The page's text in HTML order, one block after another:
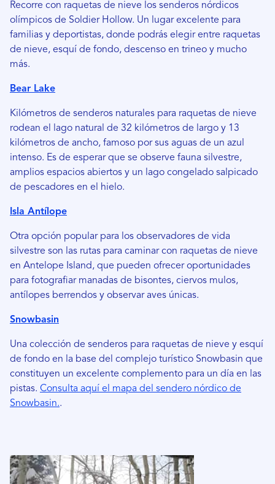
Recorre con raquetas de nieve los senderos nórdicos
olímpicos de Soldier Hollow. Un lugar excelente para
familias y deportistas, donde podrás elegir entre raquetas
de nieve, esquí de fondo, descenso en trineo y mucho
más.
Bear Lake
Kilómetros de senderos naturales para raquetas de nieve
rodean el lago natural de 32 kilómetros de largo y 13
kilómetros de ancho, famoso por sus aguas de un azul
intenso. Es de esperar que se observe fauna silvestre,
amplios espacios abiertos y un lago congelado salpicado
de pescadores en el hielo.
Isla Antílope
Otra opción popular para los observadores de vida
silvestre son las rutas para caminar con raquetas de nieve
en Antelope Island, que pueden ofrecer oportunidades
para fotografiar manadas de bisontes, ciervos mulos,
antílopes berrendos y observar aves únicas.
Snowbasin
Una colección de senderos para raquetas de nieve y esquí
de fondo en la base del complejo turístico Snowbasin que
constituyen un excelente complemento para un día en las
pistas. Consulta aquí el mapa del sendero nórdico de
Snowbasin..